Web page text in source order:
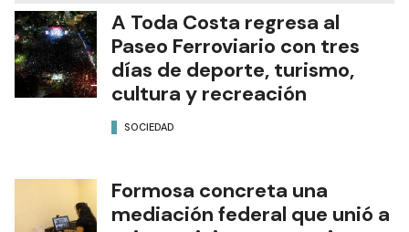
A Toda Costa regresa al
Paseo Ferroviario con tres
días de deporte, turismo,
cultura y recreación
SOCIEDAD
Formosa concreta una
mediación federal que unió a